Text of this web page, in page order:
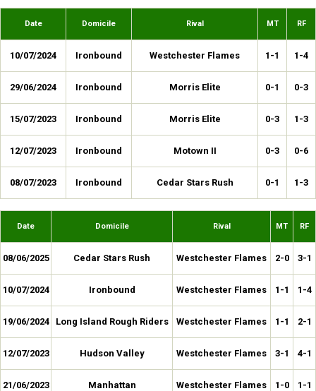
Date Domicile Rival MT RF
10/07/2024 Ironbound Westchester Flames 1-1 1-4
29/06/2024 Ironbound Morris Elite 0-1 0-3
15/07/2023 Ironbound Morris Elite 0-3 1-3
12/07/2023 Ironbound Motown II 0-3 0-6
08/07/2023 Ironbound Cedar Stars Rush 0-1 1-3
Date Domicile Rival MT RF
08/06/2025 Cedar Stars Rush Westchester Flames 2-0 3-1
10/07/2024 Ironbound Westchester Flames 1-1 1-4
19/06/2024 Long Island Rough Riders Westchester Flames 1-1 2-1
12/07/2023 Hudson Valley Westchester Flames 3-1 4-1
21/06/2023 Manhattan Westchester Flames 1-0 1-1